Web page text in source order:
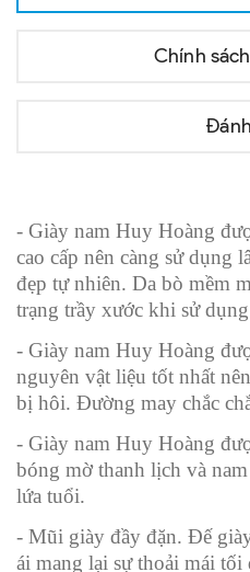
Chính
- Giày nam Huy Hoàng
cao cấp nên càng sử dụng
đẹp tự nhiên. Da bò mềm
trạng trầy xước khi sử
- Giày nam Huy Hoàng
nguyên vật liệu tốt nhất
bị hôi. Đường may chắc
- Giày nam Huy Hoàng
bóng mờ thanh lịch và
lứa tuổi.
- Mũi giày đầy đặn. Đế
ái mang lại sự thoải mái